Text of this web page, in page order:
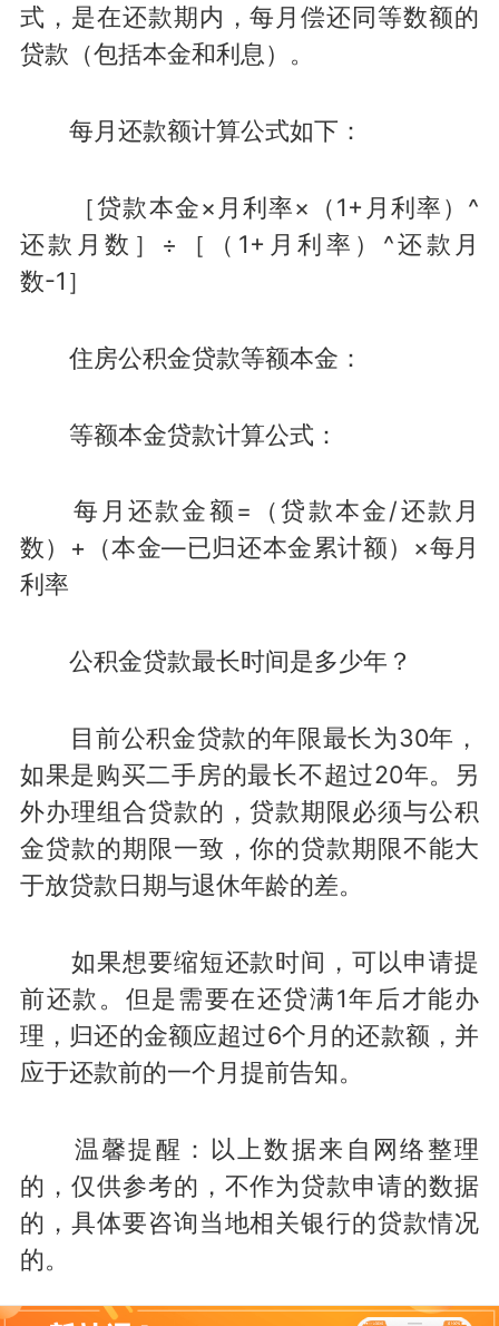
式，是在还款期内，每月偿还同等数额的
贷款（包括本金和利息）。
每月还款额计算公式如下：
［贷款本金×月利率×（1+月利率）^
还款月数］÷［（1+月利率）^还款月
数-1］
住房公积金贷款等额本金：
等额本金贷款计算公式：
每月还款金额=（贷款本金/还款月
数）+（本金—已归还本金累计额）×每月
利率
公积金贷款最长时间是多少年？
目前公积金贷款的年限最长为30年，
如果是购买二手房的最长不超过20年。另
外办理组合贷款的，贷款期限必须与公积
金贷款的期限一致，你的贷款期限不能大
于放贷款日期与退休年龄的差。
如果想要缩短还款时间，可以申请提
前还款。但是需要在还贷满1年后才能办
理，归还的金额应超过6个月的还款额，并
应于还款前的一个月提前告知。
温馨提醒：以上数据来自网络整理
的，仅供参考的，不作为贷款申请的数据
的，具体要咨询当地相关银行的贷款情况
的。